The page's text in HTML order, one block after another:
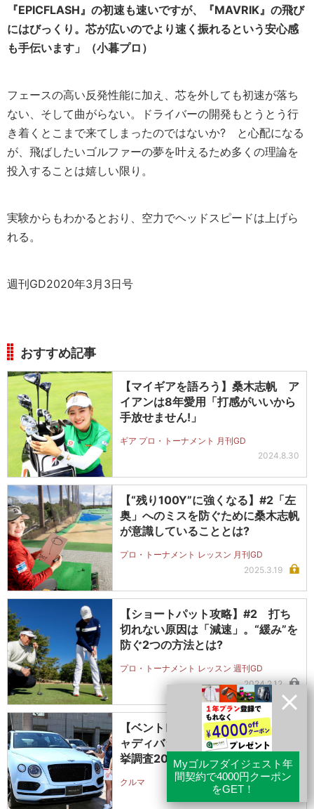
『EPICFLASH』の初速も速いですが、『MAVRIK』の飛び
にはびっくり。芯が広いのでより速く振れるという安心感
も手伝います」（小暮プロ）
フェースの高い反発性能に加え、芯を外しても初速が落ち
ない、そして曲がらない。ドライバーの開発もとうとう行
き着くとこまで来てしまったのではないか? と心配になる
が、飛ばしたいゴルファーの夢を叶えるため多くの理論を
投入することは嬉しい限り。
実験からもわかるとおり、空力でヘッドスピードは上げら
れる。
週刊GD2020年3月3日号
おすすめ記事
【マイギアを語ろう】桑木志帆 ア
イアンは8年愛用「打感がいいから
手放せません!」
ギア プロ・トーナメント 月刊GD
2024.8.30
【“残り100Y”に強くなる】#2「左
奥」へのミスを防ぐために桑木志帆
が意識していることとは?
プロ・トーナメント レッスン 月刊GD
2025.3.19
【ショートパット攻略】#2 打ち
切れない原因は「減速」。“緩み”を
防ぐ2つの方法とは?
プロ・トーナメント レッスン 週刊GD
2024.2.12
【ベントレー・ベンテイガV8】キ
ャディバッグ何本積める? SUVを一
挙調査2019!
クルマ